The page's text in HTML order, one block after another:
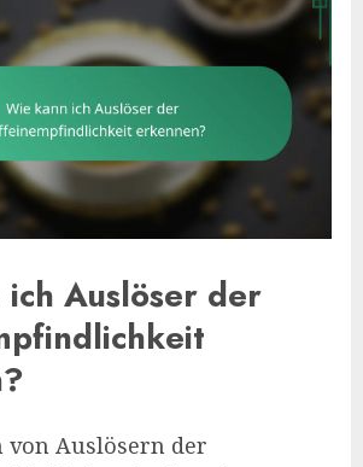
Auslöser der
von Auslösern der